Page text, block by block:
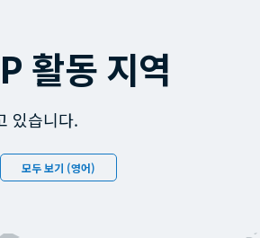
활동 지역
있습니다.
모두 보기 (영어)